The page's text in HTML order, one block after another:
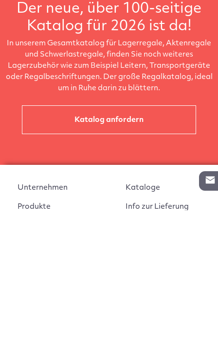
Der neue, über 100-seitige
Katalog für 2026 ist da!
In unserem Gesamtkatalog für Lagerregale, Aktenregale
und Schwerlastregale, finden Sie noch weiteres
Lagerzubehör wie zum Beispiel Leitern, Transportgeräte
oder Regalbeschriftungen. Der große Regalkatalog, ideal
um in Ruhe darin zu blättern.
Katalog anfordern
Unternehmen
Produkte
Kataloge
Info zur Lieferung